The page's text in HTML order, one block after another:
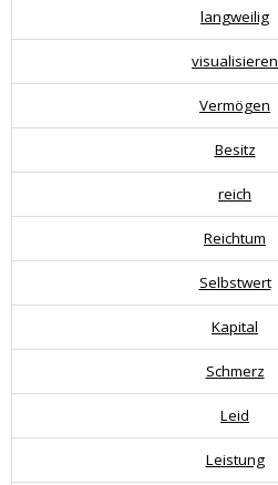
langweilig
visualisieren
Vermögen
Besitz
reich
Reichtum
Selbstwert
Kapital
Schmerz
Leid
Leistung